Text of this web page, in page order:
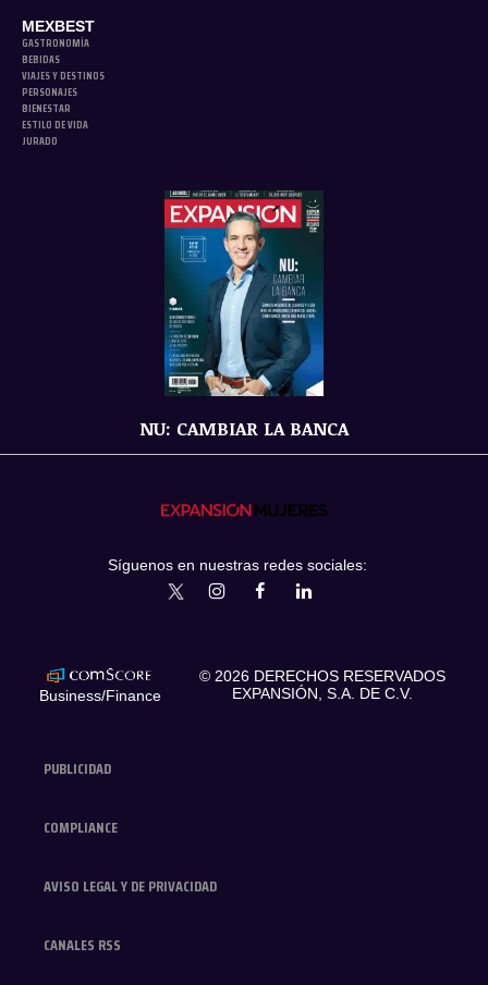
MEXBEST
GASTRONOMÍA
BEBIDAS
VIAJES Y DESTINOS
PERSONAJES
BIENESTAR
ESTILO DE VIDA
JURADO
NU: CAMBIAR LA BANCA
PUBLICIDAD
COMPLIANCE
AVISO LEGAL Y DE PRIVACIDAD
CANALES RSS
Síguenos en nuestras redes sociales:
expansionmxExpansionMex
Business/Finance
© 2026 DERECHOS RESERVADOS
EXPANSIÓN, S.A. DE C.V.